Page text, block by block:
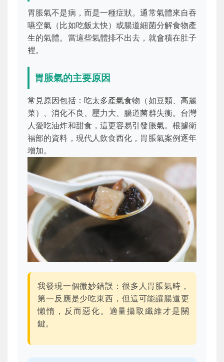
胃脹氣不是病，而是一種症狀。通常氣體來自吞
嚥空氣（比如吃飯太快）或腸道細菌分解食物產
生的氣體。當這些氣體排不出去，就會積在肚子
裡。
胃脹氣的主要原因
常見原因包括：吃太多產氣食物（如豆類、高麗
菜）、消化不良、壓力大、腸道菌群失衡。台灣
人愛吃油炸和甜食，這更容易引發脹氣。根據衛
福部的資料，現代人飲食西化，胃脹氣案例逐年
增加。
我發現一個微妙錯誤：很多人胃脹氣時，
第一反應是少吃東西，但這可能讓腸道更
懶惰，反而惡化。適量攝取纖維才是關
鍵。